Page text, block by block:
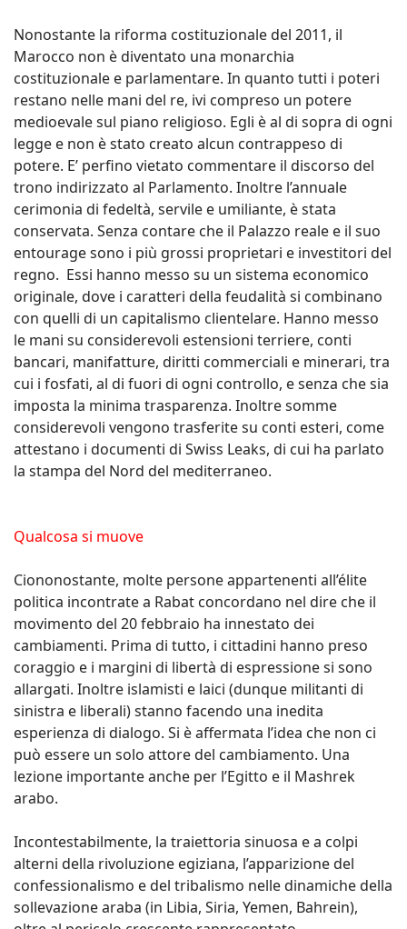
Nonostante la riforma costituzionale del 2011, il
Marocco non è diventato una monarchia
costituzionale e parlamentare. In quanto tutti i poteri
restano nelle mani del re, ivi compreso un potere
medioevale sul piano religioso. Egli è al di sopra di ogni
legge e non è stato creato alcun contrappeso di
potere. E’ perfino vietato commentare il discorso del
trono indirizzato al Parlamento. Inoltre l’annuale
cerimonia di fedeltà, servile e umiliante, è stata
conservata. Senza contare che il Palazzo reale e il suo
entourage sono i più grossi proprietari e investitori del
regno. Essi hanno messo su un sistema economico
originale, dove i caratteri della feudalità si combinano
con quelli di un capitalismo clientelare. Hanno messo
le mani su considerevoli estensioni terriere, conti
bancari, manifatture, diritti commerciali e minerari, tra
cui i fosfati, al di fuori di ogni controllo, e senza che sia
imposta la minima trasparenza. Inoltre somme
considerevoli vengono trasferite su conti esteri, come
attestano i documenti di Swiss Leaks, di cui ha parlato
la stampa del Nord del mediterraneo.
Qualcosa si muove
Ciononostante, molte persone appartenenti all’élite
politica incontrate a Rabat concordano nel dire che il
movimento del 20 febbraio ha innestato dei
cambiamenti. Prima di tutto, i cittadini hanno preso
coraggio e i margini di libertà di espressione si sono
allargati. Inoltre islamisti e laici (dunque militanti di
sinistra e liberali) stanno facendo una inedita
esperienza di dialogo. Si è affermata l’idea che non ci
può essere un solo attore del cambiamento. Una
lezione importante anche per l’Egitto e il Mashrek
arabo.
Incontestabilmente, la traiettoria sinuosa e a colpi
alterni della rivoluzione egiziana, l’apparizione del
confessionalismo e del tribalismo nelle dinamiche della
sollevazione araba (in Libia, Siria, Yemen, Bahrein),